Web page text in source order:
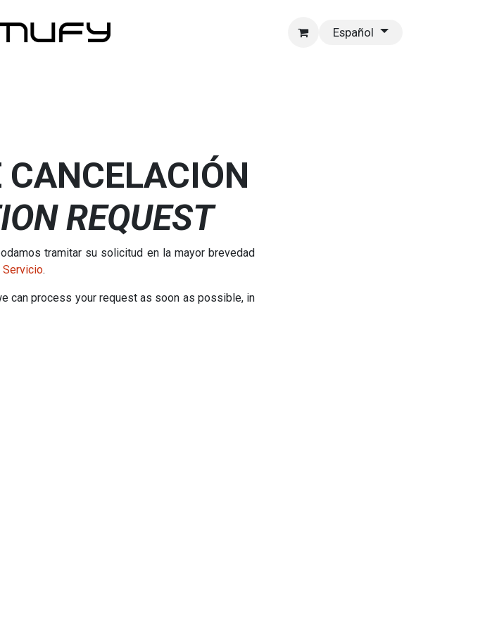
Español
REQUEST
tramitar su solicitud en la mayor brevedad
Servicio.
can process your request as soon as possible, in